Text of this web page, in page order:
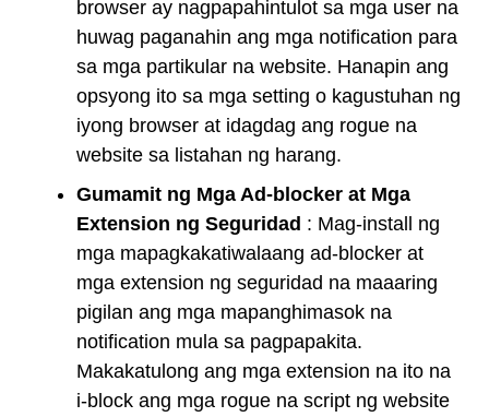
browser ay nagpapahintulot sa mga user na
huwag paganahin ang mga notification para
sa mga partikular na website. Hanapin ang
opsyong ito sa mga setting o kagustuhan ng
iyong browser at idagdag ang rogue na
website sa listahan ng harang.
Gumamit ng Mga Ad-blocker at Mga
Extension ng Seguridad : Mag-install ng
mga mapagkakatiwalaang ad-blocker at
mga extension ng seguridad na maaaring
pigilan ang mga mapanghimasok na
notification mula sa pagpapakita.
Makakatulong ang mga extension na ito na
i-block ang mga rogue na script ng website